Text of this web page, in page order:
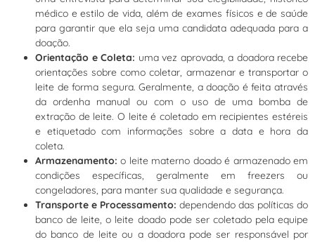
médico e estilo de vida, além de exames físicos e de saúde
para garantir que ela seja uma candidata adequada para a
doação.
Orientação e Coleta: uma vez aprovada, a doadora recebe
orientações sobre como coletar, armazenar e transportar o
leite de forma segura. Geralmente, a doação é feita através
da ordenha manual ou com o uso de uma bomba de
extração de leite. O leite é coletado em recipientes estéreis
e etiquetado com informações sobre a data e hora da
coleta.
Armazenamento:o leite materno doado é armazenado em
condições específicas, geralmente em freezers ou
congeladores, para manter sua qualidade e segurança.
Transporte e Processamento: dependendo das políticas do
banco de leite, o leite doado pode ser coletado pela equipe
do banco de leite ou a doadora pode ser responsável por